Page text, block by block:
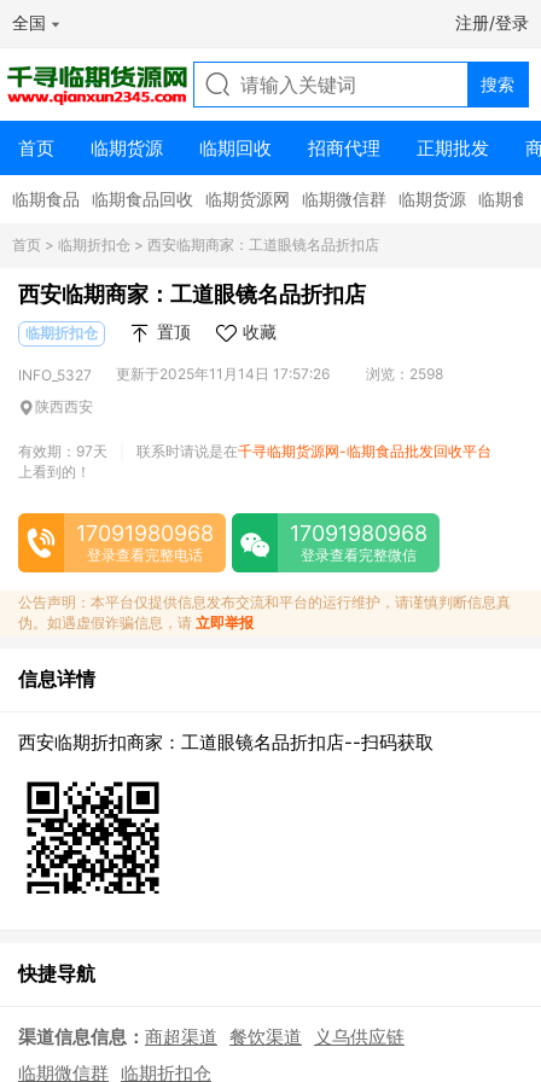
全国 注册/登录
首页 临期货源 临期回收 招商代理 正期批发
临期食品 临期食品回收 临期货源网 临期微信群 临期货源 临期食
首页 > 临期折扣仓 > 西安临期商家：工道眼镜名品折扣店
西安临期商家：工道眼镜名品折扣店
临期折扣仓 置顶 收藏
INFO_5327 更新于2025年11月14日 17:57:26
浏览：2598
陕西西安
有效期：97天 联系时请说是在千寻临期货源网-临期食品批发回收平台
上看到的！
17091980968
登录查看完整电话
17091980968
登录查看完整微信
公告声明：本平台仅提供信息发布交流和平台的运行维护，请谨慎判断信息真
伪。如遇虚假诈骗信息，请 立即举报
信息详情
西安临期折扣商家：工道眼镜名品折扣店--扫码获取
快捷导航
渠道信息信息： 商超渠道 餐饮渠道
义乌供应链
临期微信群 临期折扣仓